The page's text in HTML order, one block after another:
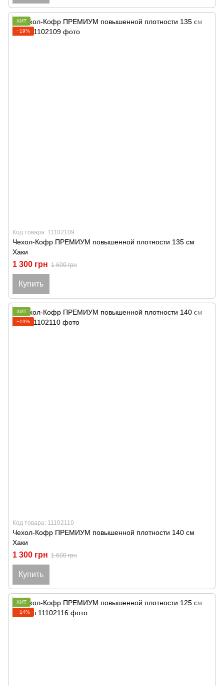
ХИТ
−19%
Код товара: 11102109
Чехол-Кофр ПРЕМИУМ повышенной плотности 135 см
Хаки
1 300 грн 1 600 грн
Купить
ХИТ
−19%
Код товара: 11102110
Чехол-Кофр ПРЕМИУМ повышенной плотности 140 см
Хаки
1 300 грн 1 600 грн
Купить
ХИТ
−14%